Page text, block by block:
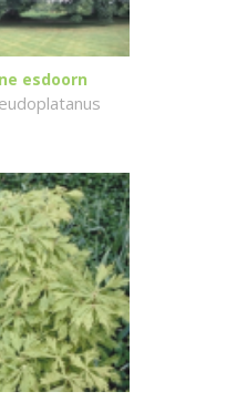
esdoorn